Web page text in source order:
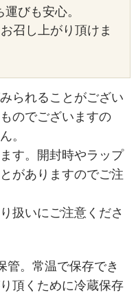
びも安心。
召し上がり頂けま
られることがござい
のでございますの
。
す。開封時やラップ
がありますのでご注
扱いにご注意くださ
管。常温で保存でき
頂くために冷蔵保存